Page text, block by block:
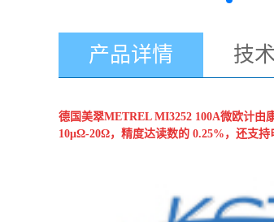
产品详情 技
德国美翠METREL MI3252 100A微欧计由
10μΩ-20Ω，精度达读数的 0.25%，还支